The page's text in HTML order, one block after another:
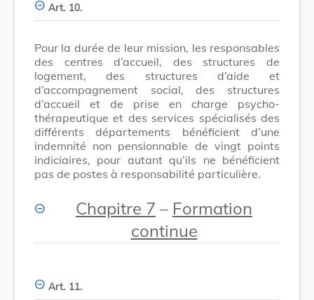
Art. 10.
Pour la durée de leur mission, les responsables
des centres d’accueil, des structures de
logement, des structures d’aide et
d’accompagnement social, des structures
d’accueil et de prise en charge psycho-
thérapeutique et des services spécialisés des
différents départements bénéficient d’une
indemnité non pensionnable de vingt points
indiciaires, pour autant qu’ils ne bénéficient
pas de postes à responsabilité particulière.
Chapitre 7 – Formation
continue
Art. 11.